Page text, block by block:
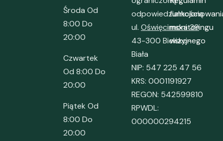
Środa Od
8:00 Do
20:00
Czwartek
Od 8:00 Do
20:00
Piątek Od
8:00 Do
20:00
odpowiedzialnością
ul. Oświęcimska 39
43-300 Bielsko-
Biała
NIP: 547 225 47 56
KRS: 0001191927
REGON: 542599810
RPWDL:
000000294215
monitoringu
wizyjnego